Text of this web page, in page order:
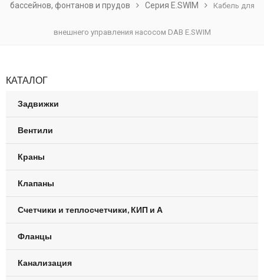
бассейнов, фонтанов и прудов Серия E.SWIM Кабель для
внешнего управления насосом DAB E.SWIM
КАТАЛОГ
Задвижки
Вентили
Краны
Клапаны
Счетчики и теплосчетчики, КИП и А
Фланцы
Канализация